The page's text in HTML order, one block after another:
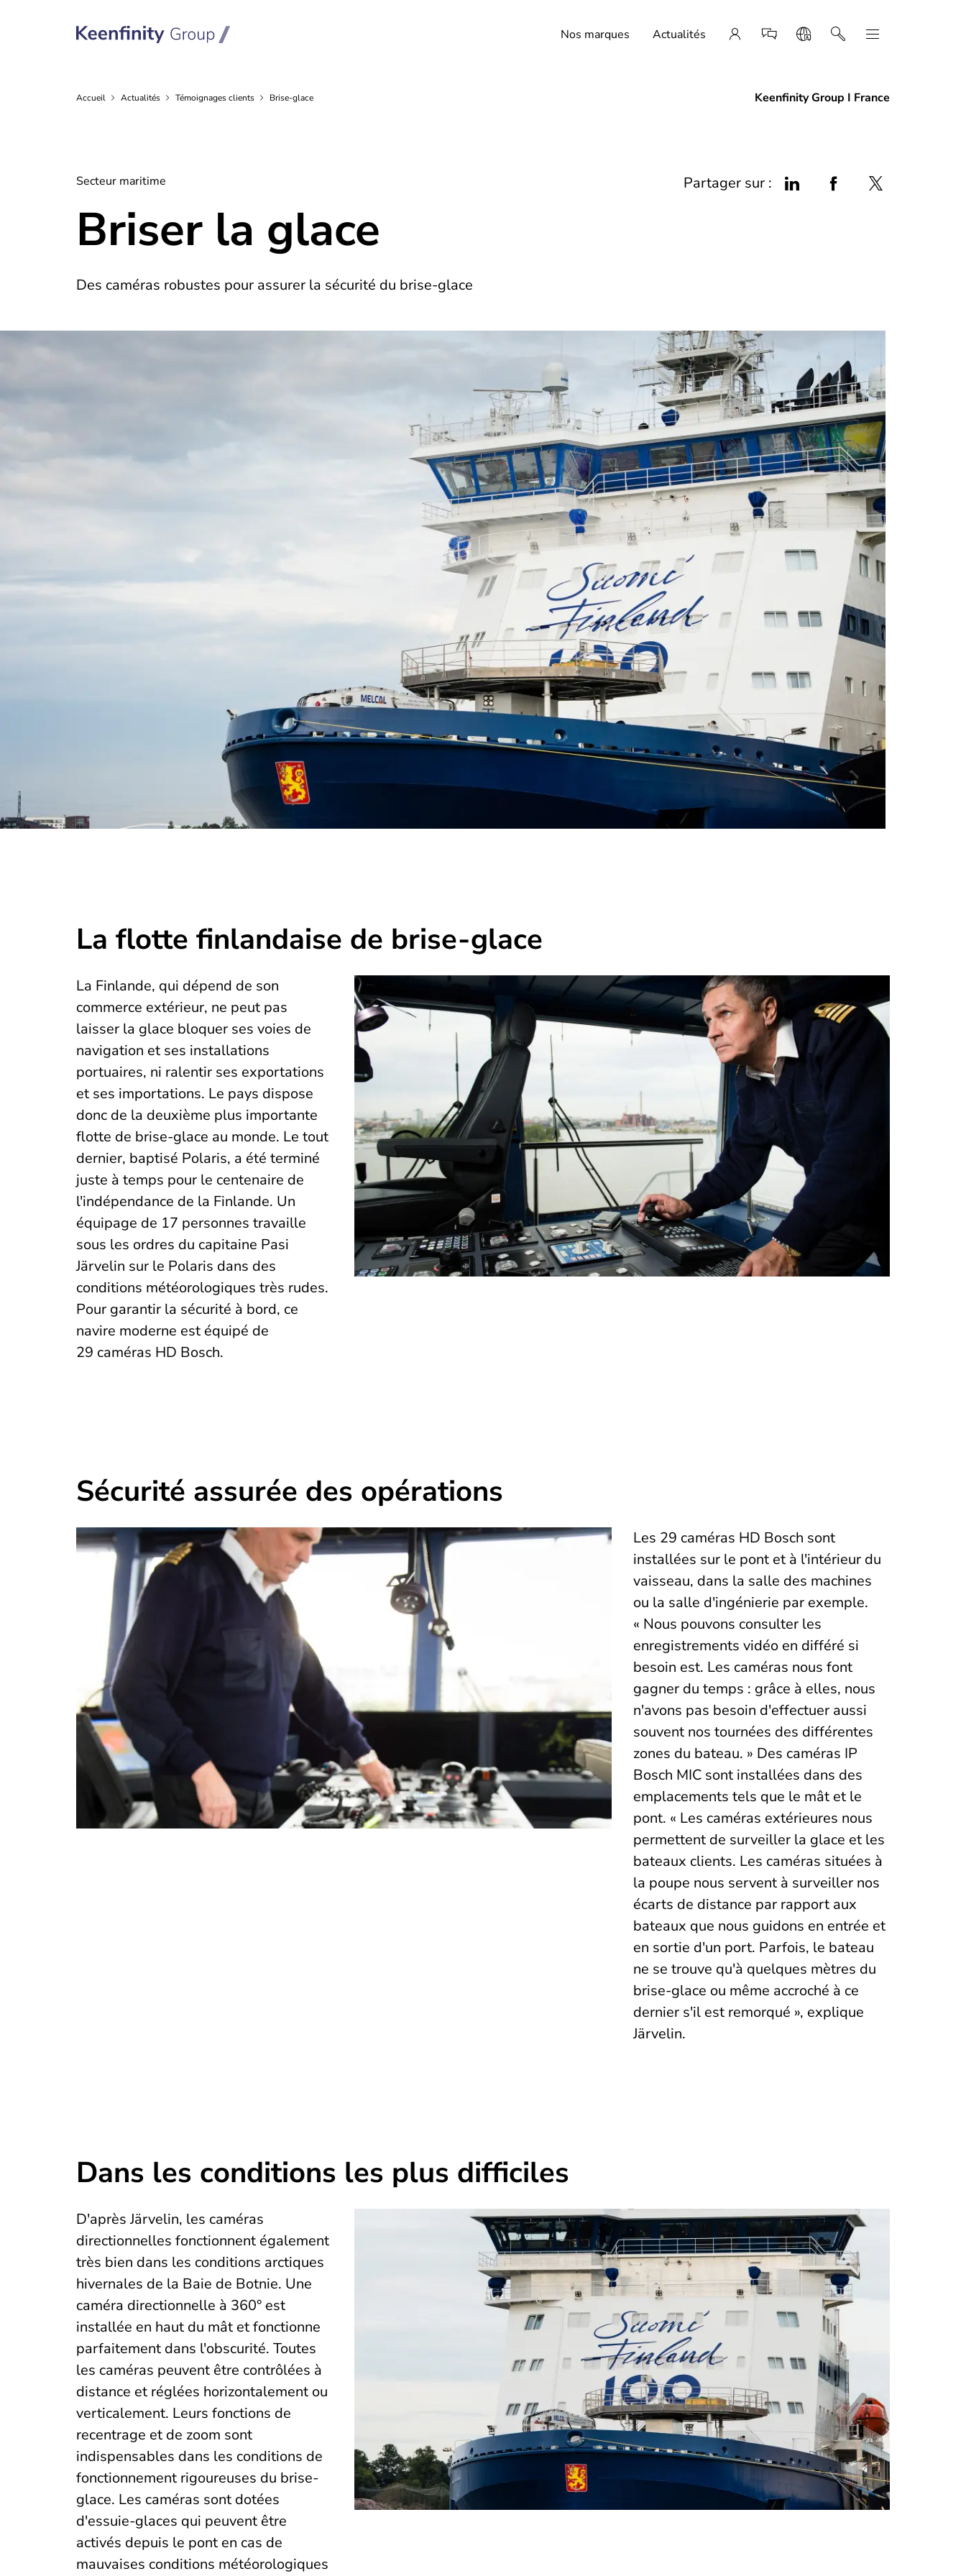
Nos marques Actualités
Accueil Actualités Témoignagesclients Brise-glace Keenfinity Group I France
Secteur maritime Partager sur :
Briser la glace
Des caméras robustes pour assurer la sécurité du brise-glace
La flotte finlandaise de brise-glace
La Finlande, qui dépend de son
commerce extérieur, ne peut pas
laisser la glace bloquer ses voies de
navigation et ses installations
portuaires, ni ralentir ses exportations
et ses importations. Le pays dispose
donc de la deuxième plus importante
flotte de brise-glace au monde. Le tout
dernier, baptisé Polaris, a été terminé
juste à temps pour le centenaire de
l'indépendance de la Finlande. Un
équipage de 17 personnes travaille
sous les ordres du capitaine Pasi
Järvelin sur le Polaris dans des
conditions météorologiques très rudes.
Pour garantir la sécurité à bord, ce
navire moderne est équipé de
29 caméras HD Bosch.
Sécurité assurée des opérations
Les 29 caméras HD Bosch sont
installées sur le pont et à l'intérieur du
vaisseau, dans la salle des machines
ou la salle d'ingénierie par exemple.
« Nous pouvons consulter les
enregistrements vidéo en différé si
besoin est. Les caméras nous font
gagner du temps : grâce à elles, nous
n'avons pas besoin d'effectuer aussi
souvent nos tournées des différentes
zones du bateau. » Des caméras IP
Bosch MIC sont installées dans des
emplacements tels que le mât et le
pont. « Les caméras extérieures nous
permettent de surveiller la glace et les
bateaux clients. Les caméras situées à
la poupe nous servent à surveiller nos
écarts de distance par rapport aux
bateaux que nous guidons en entrée et
en sortie d'un port. Parfois, le bateau
ne se trouve qu'à quelques mètres du
brise-glace ou même accroché à ce
dernier s'il est remorqué », explique
Järvelin.
Dans les conditions les plus difficiles
D'après Järvelin, les caméras
directionnelles fonctionnent également
très bien dans les conditions arctiques
hivernales de la Baie de Botnie. Une
caméra directionnelle à 360° est
installée en haut du mât et fonctionne
parfaitement dans l'obscurité. Toutes
les caméras peuvent être contrôlées à
distance et réglées horizontalement ou
verticalement. Leurs fonctions de
recentrage et de zoom sont
indispensables dans les conditions de
fonctionnement rigoureuses du brise-
glace. Les caméras sont dotées
d'essuie-glaces qui peuvent être
activés depuis le pont en cas de
mauvaises conditions météorologiques